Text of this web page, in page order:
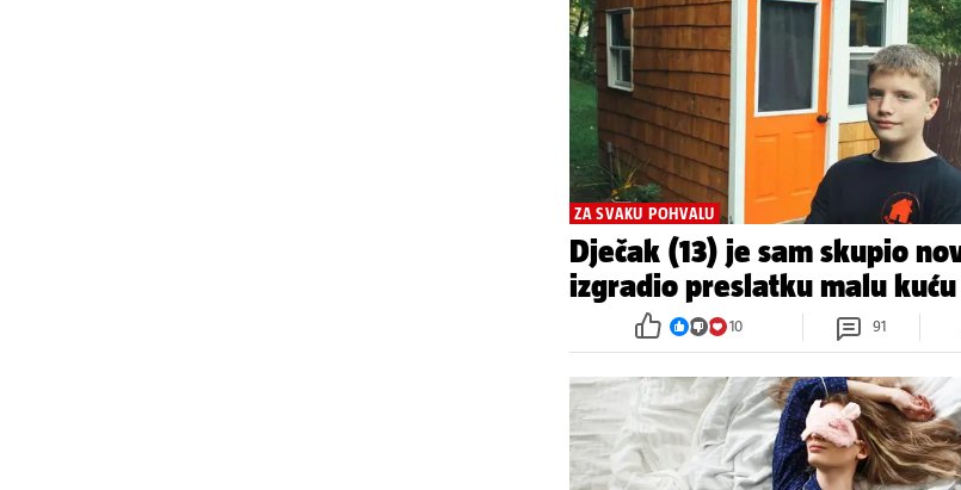
ZA SVAKU POHVALU
Dječak (13) je sam skupio
izgradio preslatku malu kuću
10 91